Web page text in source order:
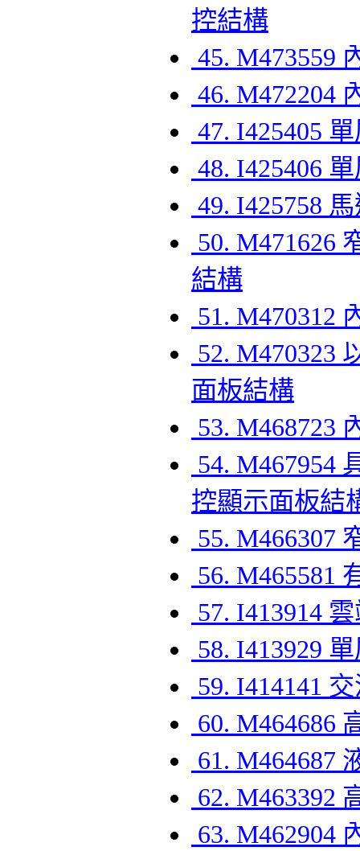
控結構
45. M473559
46. M472204
47. I425405
48. I425406
49. I425758
50. M471626
結構
51. M470312
52. M470323
面板結構
53. M468723
54. M467954
控顯示面板結
55. M466307
56. M465581
57. I413914
58. I413929
59. I414141
60. M464686
61. M464687
62. M463392
63. M462904